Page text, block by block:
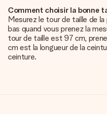
Comment choisir la bonne
Mesurez le tour de taille de
bas quand vous prenez la
tour de taille est 97 cm,
cm est la longueur de la
ceinture.